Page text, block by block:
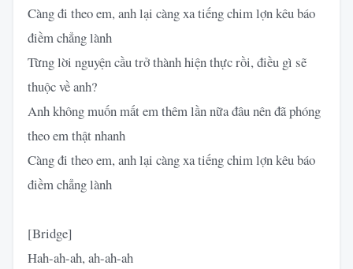
Càng đi theo em, anh lại càng xa tiếng chim lợn kêu báo
điềm chẳng lành
Từng lời nguyện cầu trở thành hiện thực rồi, điều gì sẽ
thuộc về anh?
Anh không muốn mất em thêm lần nữa đâu nên đã phóng
theo em thật nhanh
Càng đi theo em, anh lại càng xa tiếng chim lợn kêu báo
điềm chẳng lành
[Bridge]
Hah-ah-ah, ah-ah-ah